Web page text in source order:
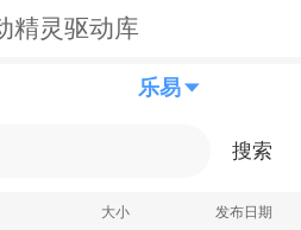
精灵驱动库
乐易
搜索
大小 发布日期